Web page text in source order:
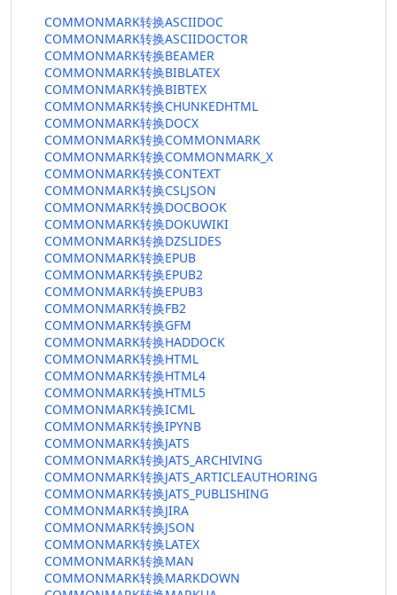
COMMONMARK转换ASCIIDOC
COMMONMARK转换ASCIIDOCTOR
COMMONMARK转换BEAMER
COMMONMARK转换BIBLATEX
COMMONMARK转换BIBTEX
COMMONMARK转换CHUNKEDHTML
COMMONMARK转换DOCX
COMMONMARK转换COMMONMARK
COMMONMARK转换COMMONMARK_X
COMMONMARK转换CONTEXT
COMMONMARK转换CSLJSON
COMMONMARK转换DOCBOOK
COMMONMARK转换DOKUWIKI
COMMONMARK转换DZSLIDES
COMMONMARK转换EPUB
COMMONMARK转换EPUB2
COMMONMARK转换EPUB3
COMMONMARK转换FB2
COMMONMARK转换GFM
COMMONMARK转换HADDOCK
COMMONMARK转换HTML
COMMONMARK转换HTML4
COMMONMARK转换HTML5
COMMONMARK转换ICML
COMMONMARK转换IPYNB
COMMONMARK转换JATS
COMMONMARK转换JATS_ARCHIVING
COMMONMARK转换JATS_ARTICLEAUTHORING
COMMONMARK转换JATS_PUBLISHING
COMMONMARK转换JIRA
COMMONMARK转换JSON
COMMONMARK转换LATEX
COMMONMARK转换MAN
COMMONMARK转换MARKDOWN